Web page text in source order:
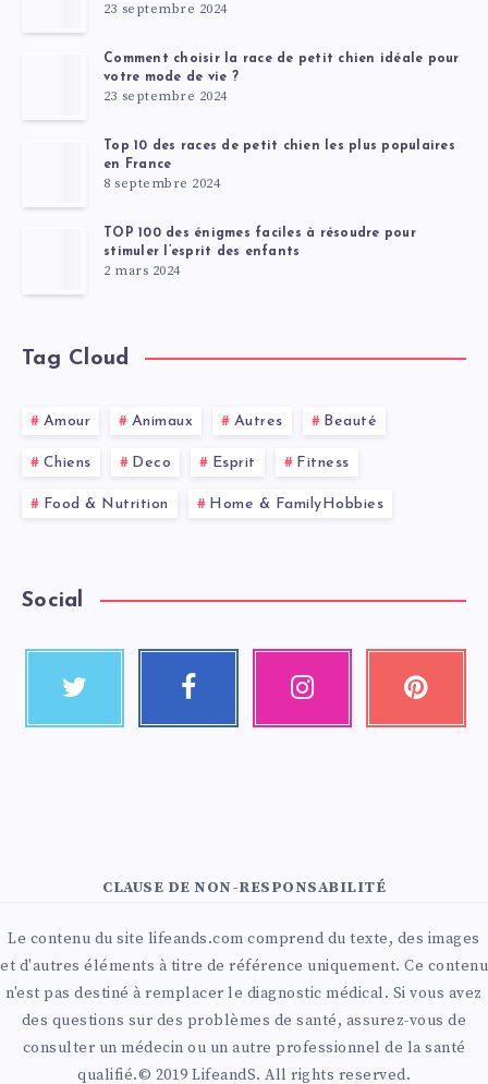
23 septembre 2024
Comment choisir la race de petit chien idéale pour
votre mode de vie ?
23 septembre 2024
Top 10 des races de petit chien les plus populaires
en France
8 septembre 2024
TOP 100 des énigmes faciles à résoudre pour
stimuler l’esprit des enfants
2 mars 2024
Tag Cloud
Amour Animaux Autres Beauté
Chiens Deco Esprit Fitness
Food & Nutrition Home & FamilyHobbies
Social
CLAUSE DE NON-RESPONSABILITÉ
Le contenu du site lifeands.com comprend du texte, des images
et d'autres éléments à titre de référence uniquement. Ce contenu
n'est pas destiné à remplacer le diagnostic médical. Si vous avez
des questions sur des problèmes de santé, assurez-vous de
consulter un médecin ou un autre professionnel de la santé
qualifié.© 2019 LifeandS. All rights reserved.